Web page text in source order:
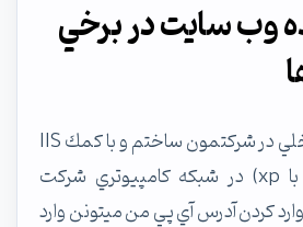
وب سايت در برخي
من يك وب سايت داخلي در شركتمون ساختم و با كمك IIS
ويندوز 7 (قبلا هم با xp) در شبكه كامپيوتري شركت
كردن آدرس آي پي من ميتونن وارد